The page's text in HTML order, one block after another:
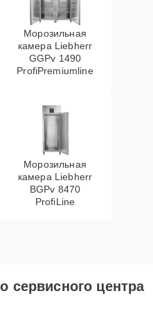
Морозильная
камера Liebherr
GGPv 1490
ProfiPremiumline
Морозильная
камера Liebherr
BGPv 8470
ProfiLine
сервисного центра